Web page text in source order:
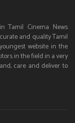
Tamil Cinema News
and quality Tamil
website in the
in the field in a very
care and deliver to